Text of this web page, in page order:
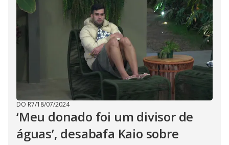
DO R7/18/07/2024
‘Meu donado foi um divisor de
águas’, desabafa Kaio sobre